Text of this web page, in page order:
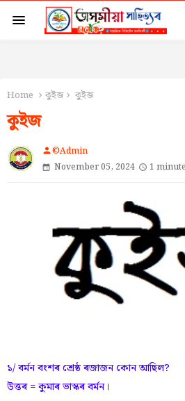
Home কুইজ কুইজ
কুইজ
person©Admin
November 05, 2024
1
১/ বৰ্মন বংশৰ শ্ৰেষ্ঠ ৰজাজন কোন আছিল?
উত্তৰ = কুমাৰ ভাস্কৰ বৰ্মন।